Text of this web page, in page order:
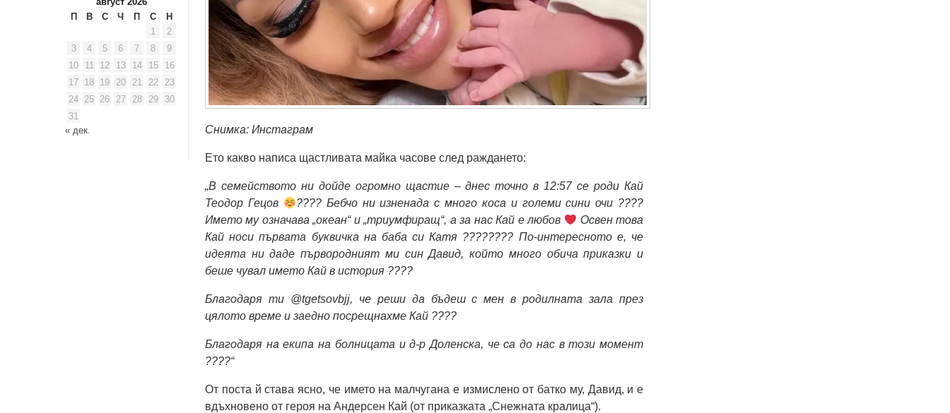
Снимка: Инстаграм
Ето какво написа щастливата майка часове след раждането:
„В семейството ни дойде огромно щастие – днес точно в 12:57 се роди Кай
Теодор Гецов
???? Бебчо ни изненада с много коса и големи сини очи ????
Името му означава „океан“ и „триумфиращ“, а за нас Кай е любов
Освен това
Кай носи първата буквичка на баба си Катя ???????? По-интересното е, че
идеята ни даде първородният ми син Давид, който много обича приказки и
беше чувал името Кай в история ????
Благодаря ти @tgetsovbjj, че реши да бъдеш с мен в родилната зала през
цялото време и заедно посрещнахме Кай ????
Благодаря на екипа на болницата и д-р Доленска, че са до нас в този момент
????“
От поста й става ясно, че името на малчугана е измислено от батко му, Давид, и е
вдъхновено от героя на Андерсен Кай (от приказката „Снежната кралица“).
П
В С Ч П С
Н
1
2
3
4 5 6 7 8
9
10
11 12 13 14 15
16
17 18 19 20 21 22
23
24 25 26 27 28 29
30
31
« дек.